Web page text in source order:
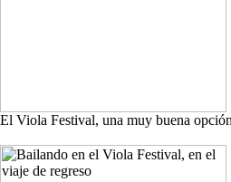
El Viola Festival, una muy buena opción